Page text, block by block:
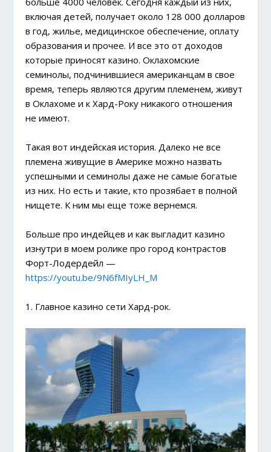
включая детей, получает около 128 000 долларов
в год, жилье, медицинское обеспечение, оплату
образования и прочее. И все это от доходов
которые приносят казино. Оклахомские
семинолы, подчинившиеся американцам в свое
время, теперь являются другим племенем, живут
в Оклахоме и к Хард-Року никакого отношения
не имеют.
Такая вот индейская история. Далеко не все
племена живущие в Америке можно назвать
успешными и семинолы даже не самые богатые
из них. Но есть и такие, кто прозябает в полной
нищете. К ним мы еще тоже вернемся.
Больше про индейцев и как выгладит казино
изнутри в моем ролике про город контрастов
Форт-Лодердейл —
https://youtu.be/9N6fMIyLH_M
1. Главное казино сети Хард-рок.